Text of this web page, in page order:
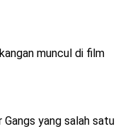
muncul di film
yang salah satu